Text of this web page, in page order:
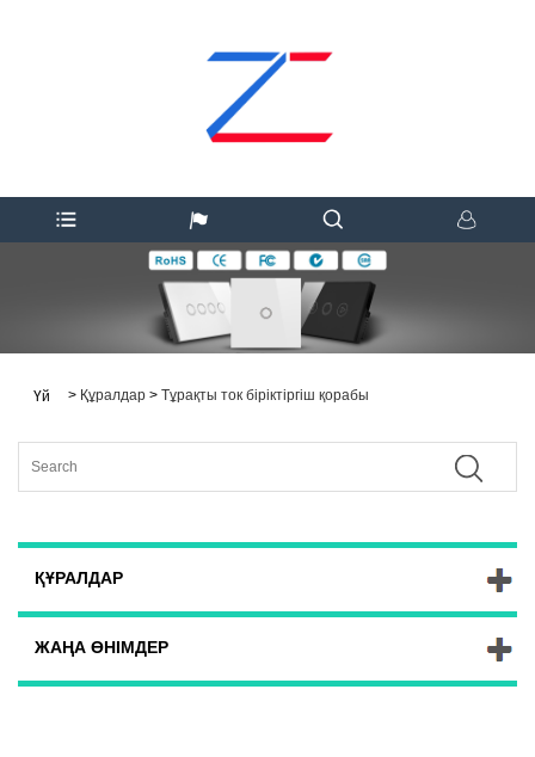
Үй > Құралдар > Тұрақты ток біріктіргіш қорабы
ҚҰРАЛДАР
ЖАҢА ӨНІМДЕР